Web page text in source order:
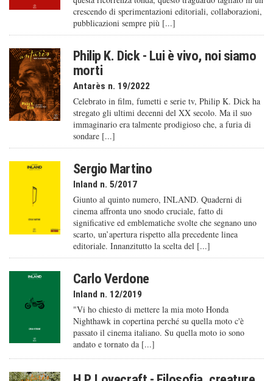
crescendo di sperimentazioni editoriali, collaborazioni,
pubblicazioni sempre più [...]
Philip K. Dick - Lui è vivo, noi siamo
morti
Antarès n. 19/2022
Celebrato in film, fumetti e serie tv, Philip K. Dick ha
stregato gli ultimi decenni del XX secolo. Ma il suo
immaginario era talmente prodigioso che, a furia di
sondare [...]
Sergio Martino
Inland n. 5/2017
Giunto al quinto numero, INLAND. Quaderni di
cinema affronta uno snodo cruciale, fatto di
significative ed emblematiche svolte che segnano uno
scarto, un’apertura rispetto alla precedente linea
editoriale. Innanzitutto la scelta del [...]
Carlo Verdone
Inland n. 12/2019
"Vi ho chiesto di mettere la mia moto Honda
Nighthawk in copertina perché su quella moto c'è
passato il cinema italiano. Su quella moto io sono
andato e tornato da [...]